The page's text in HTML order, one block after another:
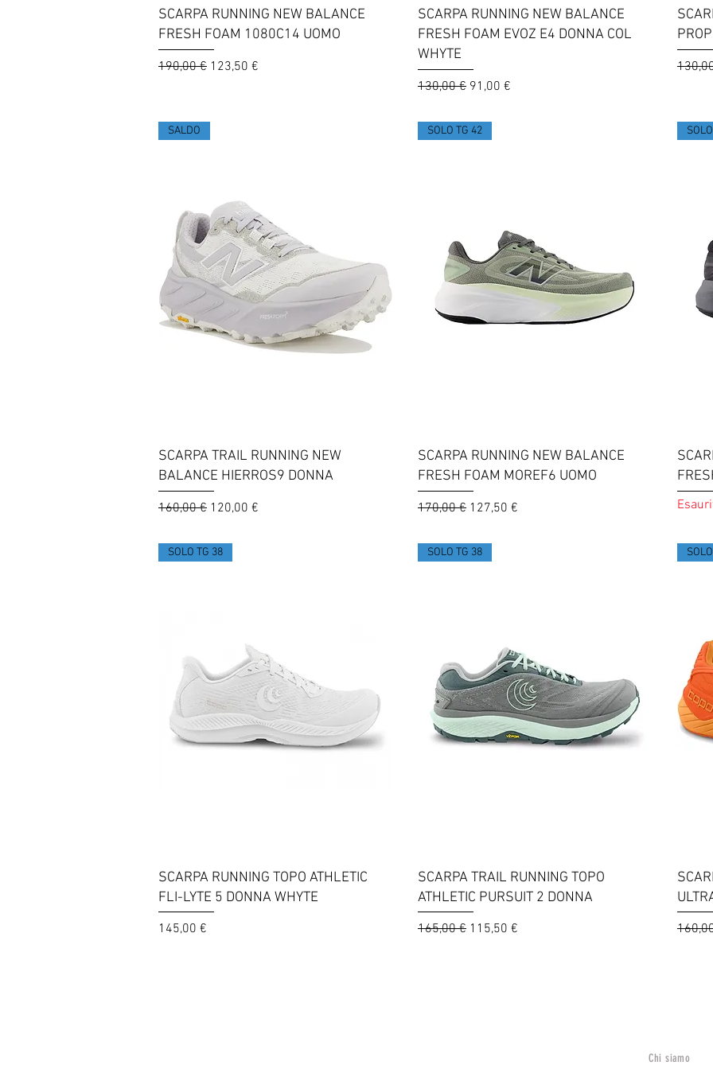
Vista rapida
SCARPA RUNNING NEW BALANCE
FRESH FOAM 1080C14 UOMO
Prezzo regolare
190,00 € Prezzo scontato
123,50 €
Vista rapida
SCARPA RUNNING NEW BALANCE
FRESH FOAM EVOZ E4 DONNA COL
WHYTE
Prezzo regolare
130,00 € Prezzo scontato
91,00 €
Vista rapida
SALDO
SCARPA TRAIL RUNNING NEW
BALANCE HIERROS9 DONNA
Prezzo regolare
160,00 € Prezzo scontato
120,00 €
Vista rapida
SOLO TG 42
SCARPA RUNNING NEW BALANCE
FRESH FOAM MOREF6 UOMO
Prezzo regolare
170,00 € Prezzo scontato
127,50 €
Vista rapida
SOLO TG 38
SCARPA RUNNING TOPO ATHLETIC
FLI-LYTE 5 DONNA WHYTE
Prezzo
145,00 €
Vista rapida
SOLO TG 38
SCARPA TRAIL RUNNING TOPO
ATHLETIC PURSUIT 2 DONNA
Prezzo regolare
165,00 € Prezzo scontato
115,50 €
Chi siamo